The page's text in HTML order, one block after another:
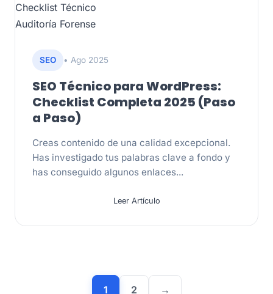
Checklist Técnico
Auditoría Forense
SEO • Ago 2025
SEO Técnico para WordPress:
Checklist Completa 2025 (Paso
a Paso)
Creas contenido de una calidad excepcional.
Has investigado tus palabras clave a fondo y
has conseguido algunos enlaces...
Leer Artículo
Paginación
1 2 →